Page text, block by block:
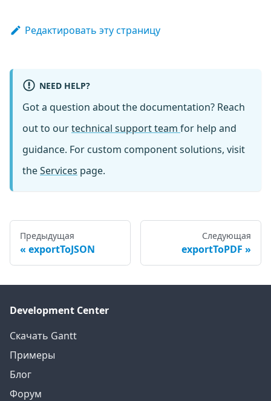
Редактировать эту страницу
NEED HELP?
Got a question about the documentation? Reach
out to ourtechnical support team for help and
guidance. For custom component solutions, visit
theServices page.
Предыдущая
exportToJSON
Следующая
exportToPDF
Development Center
Скачать Gantt
Примеры
Блог
Форум